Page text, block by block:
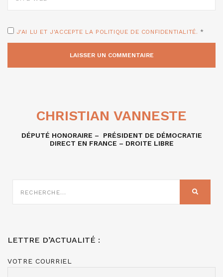
J'AI LU ET J'ACCEPTE LA POLITIQUE DE CONFIDENTIALITÉ. *
CHRISTIAN VANNESTE
DÉPUTÉ HONORAIRE – PRÉSIDENT DE DÉMOCRATIE
DIRECT EN FRANCE – DROITE LIBRE
SUR
LETTRE D’ACTUALITÉ :
VOTRE COURRIEL